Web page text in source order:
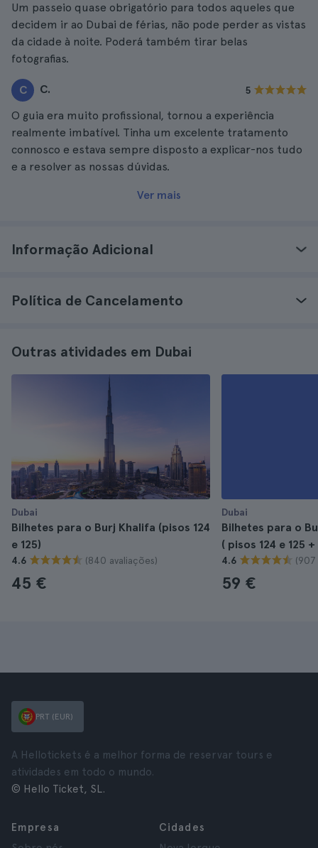
Um passeio quase obrigatório para todos aqueles que
decidem ir ao Dubai de férias, não pode perder as vistas
da cidade à noite. Poderá também tirar belas
fotografias.
C C. 5
O guia era muito profissional, tornou a experiência
realmente imbatível. Tinha um excelente tratamento
connosco e estava sempre disposto a explicar-nos tudo
e a resolver as nossas dúvidas.
Ver mais
Informação Adicional
Política de Cancelamento
Outras atividades em Dubai
Dubai
Bilhetes para o Burj Khalifa (pisos 124
e 125)
4.6 (840 avaliações)
45 €
Dubai
Bilhetes para o
( pisos 124 e 125
4.6 (907
59 €
PRT (EUR)
A Hellotickets é a melhor forma de reservar tours e
atividades em todo o mundo.
© Hello Ticket, SL.
Empresa
Cidades